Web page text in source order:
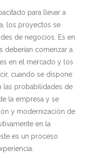
para llevar a
los proyectos se
de negocios. Es en
deberían comenzar a
en el mercado y los
cuando se dispone
las probabilidades de
la empresa y se
y modernización de
en la
es un proceso